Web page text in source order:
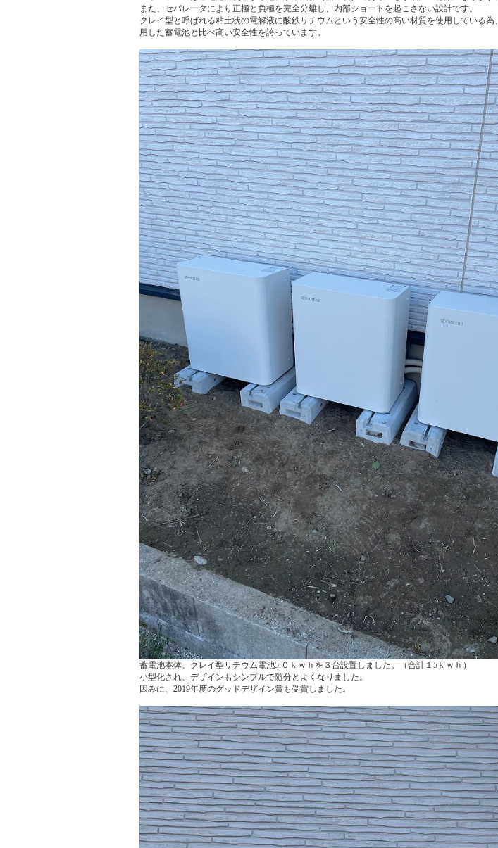
また、セパレータにより正極と負極を完全分離し、内部ショートを起こさない設計です。
クレイ型と呼ばれる粘土状の電解液に酸鉄リチウムという安全性の高い材質を使用している為
用した蓄電池と比べ高い安全性を誇っています。
蓄電池本体、クレイ型リチウム電池5.０ｋｗｈを３台設置しました。（合計１5ｋｗｈ）
小型化され、デザインもシンプルで随分とよくなりました。
因みに、2019年度のグッドデザイン賞も受賞しました。